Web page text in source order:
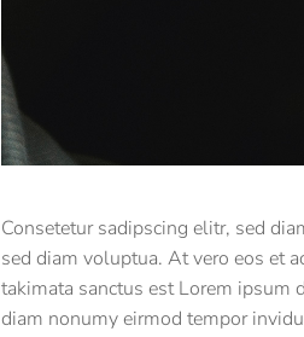
Consetetur sadipscing elitr, sed
sed diam voluptua. At vero eos et
takimata sanctus est Lorem ipsum
diam nonumy eirmod tempor